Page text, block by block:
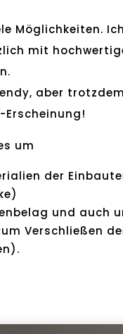
Möglichkeiten.
mit
aber
Erscheinung!
um
der
und auch
Verschließen